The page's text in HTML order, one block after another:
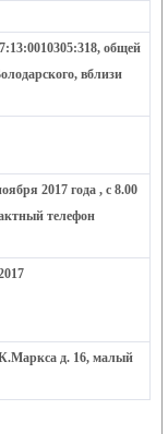
общей
вблизи
2017 года , с 8.00
телефон
К.Маркса д. 16, малый